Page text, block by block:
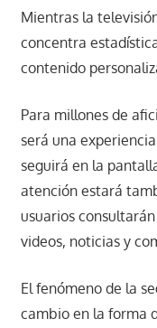
Mientras la
concentra
contenido
Para millones de
será una
seguirá en la
atención estará
usuarios
videos, noticias y
El fenómeno de la
cambio en la forma